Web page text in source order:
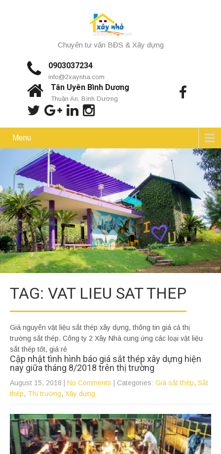
Chuyên tư vấn BĐS & Xây dựng
0903037234
info@2xaynha.com
Tân Uyên Bình Dương
Thuận An, Bình Dương
Menu
TAG: VAT LIEU SAT THEP
Giá nguyên vật liệu sắt thép xây dựng, thông tin giá cả thị
trường sắt thép. Công ty 2 Xây Nhà cung ứng các loại vật liệu
sắt thép tốt, giá rẻ
Cập nhật tình hình báo giá sắt thép xây dựng hiện
nay giữa tháng 8/2018 trên thị trường
August 15, 2018 No Comments | Categories: Giá sắt thép, Sắt
thép, Thị trường, Xây dựng